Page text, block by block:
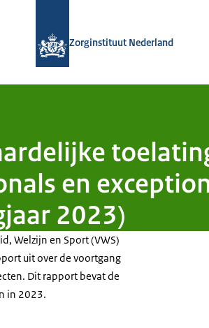
Zorginstituut Nederland
en
2023)
Welzijn en Sport (VWS)
uit over de voortgang
Dit rapport bevat de
in 2023.